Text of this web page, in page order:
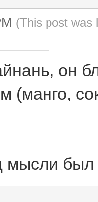
(This post was
он
(манго,
мысли